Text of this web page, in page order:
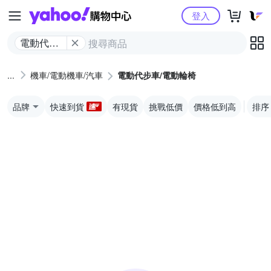
Yahoo購物中心
電動代步
椅
登入
機車/電動機車/汽車 電動代步車/電動輪椅
品牌 快速到貨 有現貨 挑戰低價 價格低到高 排序